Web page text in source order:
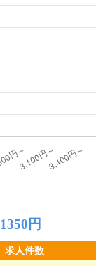
1350円
求人件数